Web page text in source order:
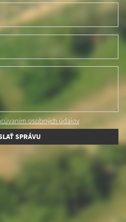
osobných údajov
SPRÁVU